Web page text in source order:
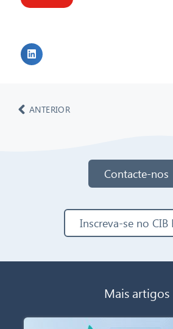
ANTERIOR
Contacte-nos
Inscreva-se no CIB
Mais artigos